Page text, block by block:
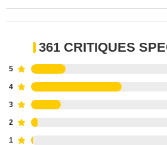
361 CRITIQUES
5
4
3
2
1